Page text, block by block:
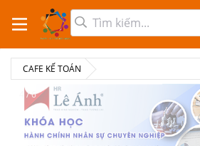
CAFE KẾ TOÁN
4 / 6